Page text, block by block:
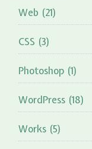
Web (21)
CSS (3)
Photoshop (1)
WordPress (18)
Works (5)